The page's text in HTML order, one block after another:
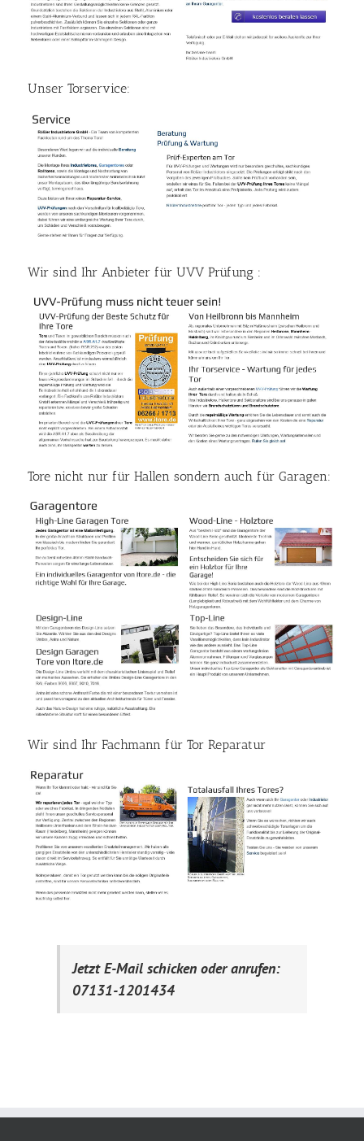
Unser Torservice:
Wir sind Ihr Anbieter für UVV Prüfung :
Tore nicht nur für Hallen sondern auch für Garagen:
Wir sind Ihr Fachmann für Tor Reparatur
Jetzt E-Mail schicken oder anrufen:
07131-1201434